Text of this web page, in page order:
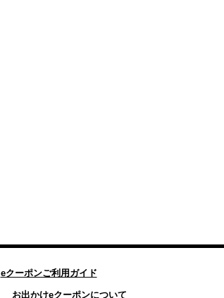
eクーポンご利用ガイド
お出かけeクーポンについて